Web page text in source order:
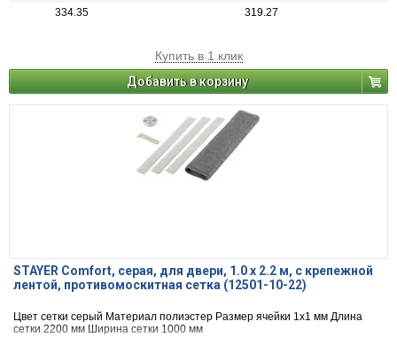
334.35 319.27
Купить в 1 клик
Добавить в корзину
STAYER Comfort, серая, для двери, 1.0 х 2.2 м, с крепежной
лентой, противомоскитная сетка (12501-10-22)
Цвет сетки серый Материал полиэстер Размер ячейки 1х1 мм Длина
сетки 2200 мм Ширина сетки 1000 мм